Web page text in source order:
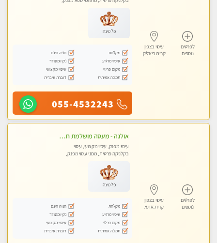
לפרטים
נוספים
עיסוי בצפון
קרית ביאליק
פלטינה
מקלחת
חניה חינם
עיסוי מרגיע
נקי ומסודר
מקום פרטי
עיסוי מקצועי
תמונה אמיתית
דוברת עיברית
055-4532243
לפרטים
נוספים
עיסוי בצפון
קרית אתא
אולגה - מעסה מושלמת חדשה בעיר ! בחיפה- טל 052-5738058
עיסוי מפנק, עיסוי מקצועי, עיסוי
בקלניקה פרטית, מכוני עיסוי מפנק,
פלטינה
מקלחת
חניה חינם
עיסוי מרגיע
נקי ומסודר
מקום פרטי
עיסוי מקצועי
תמונה אמיתית
דוברת עיברית